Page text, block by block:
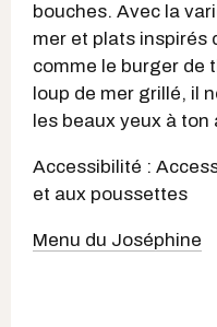
bouches. Avec la
mer et plats inspirés
comme le burger de
loup de mer grillé, il
les beaux yeux à ton
Accessibilité :
et aux poussettes
Menu du Joséphine